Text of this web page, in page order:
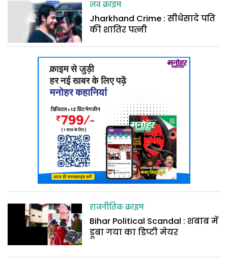
लव क्राइम
Jharkhand Crime : सीधेसादे पति
की शातिर पत्नी
राजनीतिक क्राइम
Bihar Political Scandal : शबाब में
डूबा गया का डिप्टी मेयर